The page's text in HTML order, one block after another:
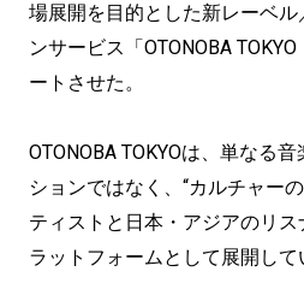
場展開を目的とした新レーベ
ンサービス「OTONOBA
ートさせた。
OTONOBA TOKYOは、単なる
ションではなく、“カルチャー
ティストと日本・アジアのリ
ラットフォームとして展開して